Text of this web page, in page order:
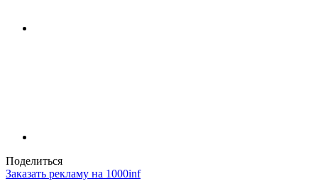
Поделиться
Заказать рекламу на 1000inf